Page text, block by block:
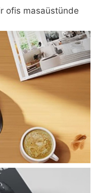
ofis masaüstünde